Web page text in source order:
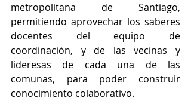
metropolitana de Santiago,
permitiendo aprovechar los saberes
docentes del equipo de
coordinación, y de las vecinas y
lideresas de cada una de las
comunas, para poder construir
conocimiento colaborativo.